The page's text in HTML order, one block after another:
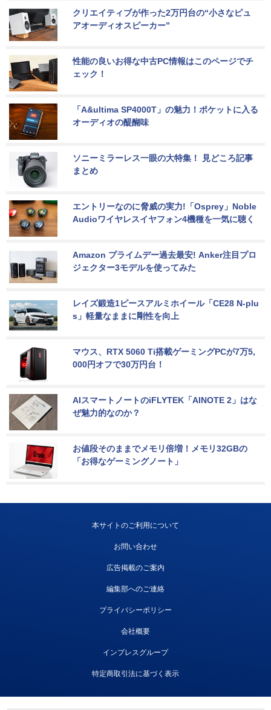
クリエイティブが作った2万円台の“小さなピュ
アオーディオスピーカー”
性能の良いお得な中古PC情報はこのページでチ
ェック！
「A&ultima SP4000T」の魅力！ポケットに入る
オーディオの醍醐味
ソニーミラーレス一眼の大特集！ 見どころ記事
まとめ
エントリーなのに脅威の実力!「Osprey」Noble
Audioワイヤレスイヤフォン4機種を一気に聴く
Amazon プライムデー過去最安! Anker注目プロ
ジェクター3モデルを使ってみた
レイズ鍛造1ピースアルミホイール「CE28 N-plu
s」軽量なままに剛性を向上
マウス、RTX 5060 Ti搭載ゲーミングPCが7万5,
000円オフで30万円台！
AIスマートノートのiFLYTEK「AINOTE 2」はな
ぜ魅力的なのか？
お値段そのままでメモリ倍増！メモリ32GBの
「お得なゲーミングノート」
本サイトのご利用について
お問い合わせ
広告掲載のご案内
編集部へのご連絡
プライバシーポリシー
会社概要
インプレスグループ
特定商取引法に基づく表示